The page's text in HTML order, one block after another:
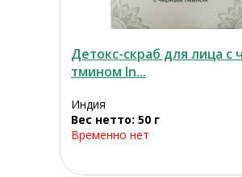
Детокс-скраб для лица с
тмином In...
Индия
Вес нетто: 50 г
Временно нет